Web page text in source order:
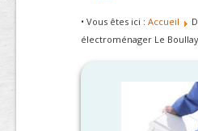
• Vous êtes ici : Accueil
électroménager Le